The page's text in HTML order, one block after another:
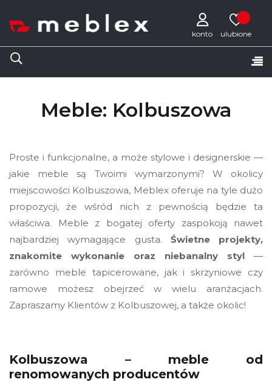
konto
☰
Meble: Kolbuszowa
Proste i funkcjonalne, a może stylowe i designerskie —
jakie meble są Twoimi wymarzonymi? W okolicy
miejscowości Kolbuszowa, Meblex oferuje na tyle dużo
propozycji, że wśród nich z pewnością będzie ta
właściwa. Meble z bogatej oferty zaspokoją nawet
najbardziej wymagające gusta. Świetne projekty,
znakomite wykonanie oraz niebanalny styl —
zarówno meble tapicerowane, jak i skrzyniowe czy
ramowe możesz obejrzeć w wielu aranżacjach.
Zapraszamy Klientów z Kolbuszowej, a także okolic!
Kolbuszowa – meble od
renomowanych producentów